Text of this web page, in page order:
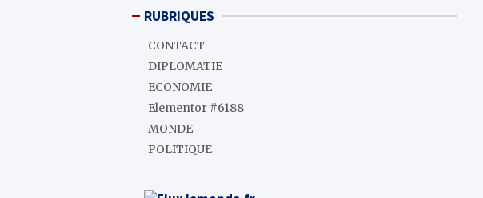
RUBRIQUES
CONTACT
DIPLOMATIE
ECONOMIE
Elementor #6188
MONDE
POLITIQUE